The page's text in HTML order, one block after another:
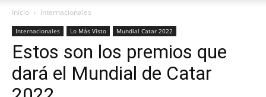
Inicio Internacionales
Internacionales Lo Más Visto Mundial Catar 2022
Estos son los premios que
dará el Mundial de Catar